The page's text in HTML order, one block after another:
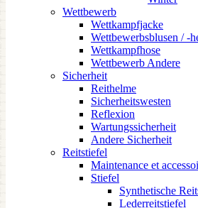
Wettbewerb
Wettkampfjacke
Wettbewerbsblusen / -
Wettkampfhose
Wettbewerb Andere
Sicherheit
Reithelme
Sicherheitswesten
Reflexion
Wartungssicherheit
Andere Sicherheit
Reitstiefel
Maintenance et
Stiefel
Synthetische
Lederreitstiefel